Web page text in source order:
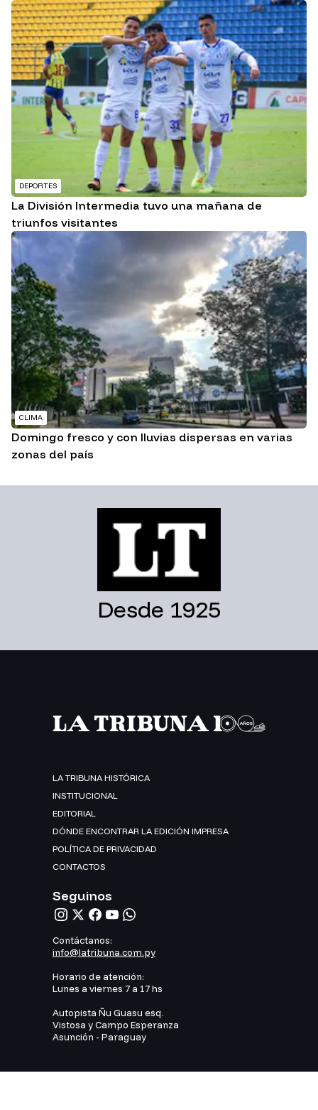
DEPORTES
La División Intermedia tuvo una mañana de
triunfos visitantes
CLIMA
Domingo fresco y con lluvias dispersas en varias
zonas del país
Desde 1925
LA TRIBUNA HISTÓRICA
INSTITUCIONAL
EDITORIAL
DÓNDE ENCONTRAR LA EDICIÓN IMPRESA
POLÍTICA DE PRIVACIDAD
CONTACTOS
Seguinos
Contáctanos:
info@latribuna.com.py
Horario de atención:
Lunes a viernes 7 a 17 hs
Autopista Ñu Guasu esq.
Vistosa y Campo Esperanza
Asunción - Paraguay